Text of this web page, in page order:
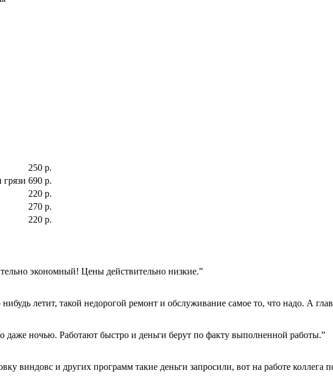
250 р.
690 р.
220 р.
270 р.
220 р.
экономный! Цены действительно низкие.”
летит, такой недорогой ремонт и обслуживание самое то, что надо. А
даже ночью. Работают быстро и деньги берут по факту выполненной работы.”
виндовс и других программ такие деньги запросили, вот на работе коллега